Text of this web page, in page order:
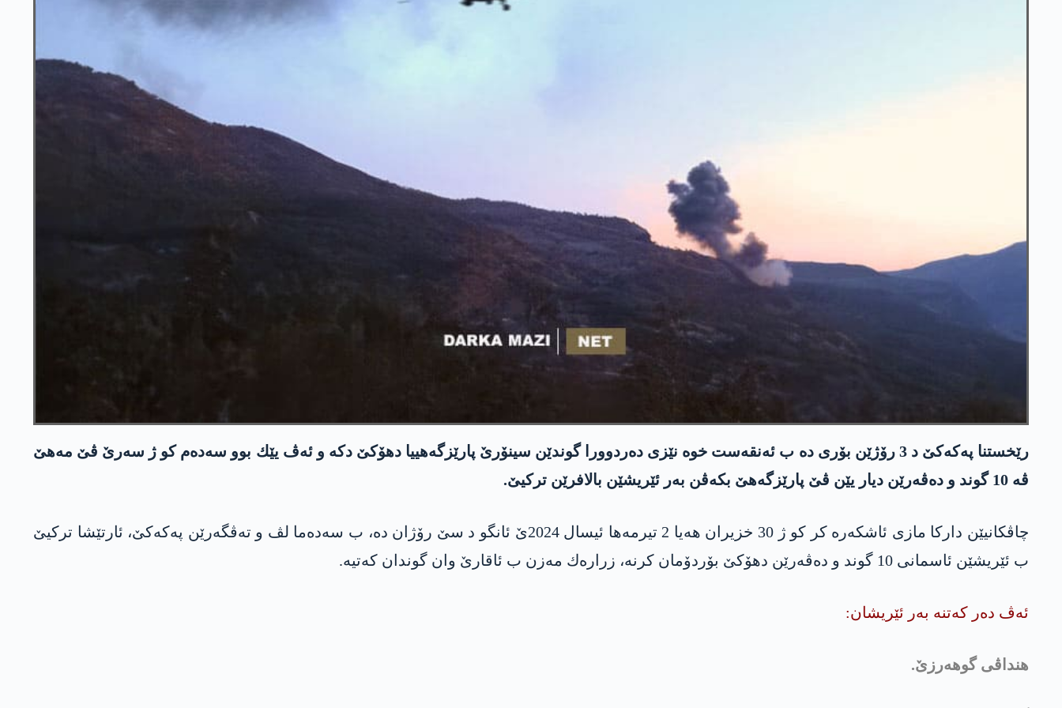
رێخستنا په‌كه‌كێ د 3 رۆژێن بۆری ده‌ ب ئه‌نقه‌ست خوه‌ نێزی ده‌ردوورا گوندێن سینۆرێ پارێزگه‌هییا دهۆكێ دكه‌ و ئه‌ڤ یێك بوو سه‌ده‌م كو ژ سه‌رێ ڤێ مه‌هێ
ڤه‌ 10 گوند و ده‌ڤه‌رێن دیار یێن ڤێ پارێزگه‌هێ بكه‌ڤن به‌ر ئێریشێن بالافرێن تركیێ.
چاڤكانیێن داركا مازی ئاشكه‌ره‌ كر كو ژ 30 خزیران هه‌یا 2 تیرمه‌ها ئیسال 2024ێ ئانگو د سێ رۆژان ده‌، ب سه‌ده‌ما لڤ و ته‌ڤگه‌رێن په‌كه‌كێ، ئارتێشا تركیێ
ب ئێریشێن ئاسمانی 10 گوند و ده‌ڤه‌رێن دهۆكێ بۆردۆمان كرنه‌، زراره‌ك مه‌زن ب ئاقارێ وان گوندان كه‌تیه‌.
ئه‌ڤ ده‌ر كه‌تنه‌ به‌ر ئێریشان:
هنداڤی گوھەرزێ.